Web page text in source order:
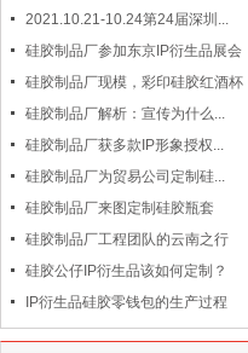
2021.10.21-10.24第24届深圳...
硅胶制品厂参加东京IP衍生品展会
硅胶制品厂现模，彩印硅胶红酒杯
硅胶制品厂解析：宣传为什么...
硅胶制品厂获多款IP形象授权...
硅胶制品厂为贸易公司定制硅...
硅胶制品厂来图定制硅胶瓶套
硅胶制品厂工程团队的云南之行
硅胶公仔IP衍生品该如何定制？
IP衍生品硅胶零钱包的生产过程